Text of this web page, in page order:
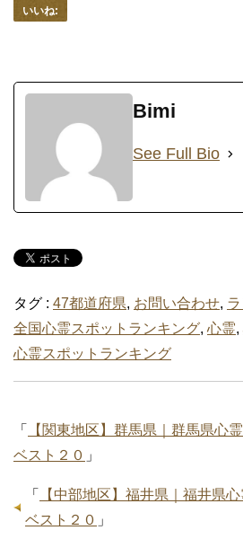
いいね:
Bimi
See Full Bio
タグ : 47都道府県, お問い合わせ,
全国心霊スポットランキング, 心霊,
心霊スポットランキング
「
【関東地区】群馬県｜群馬県心
ベスト２０ 」
「
【中部地区】福井県｜福井県
ベスト２０ 」